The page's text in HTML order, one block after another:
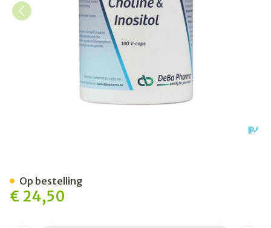
€ 24,50
Op bestelling